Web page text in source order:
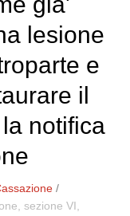
lesione
e
il
notifica
/
sezione VI,